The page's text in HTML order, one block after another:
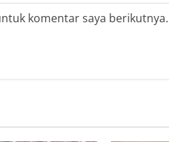
komentar saya berikutnya.